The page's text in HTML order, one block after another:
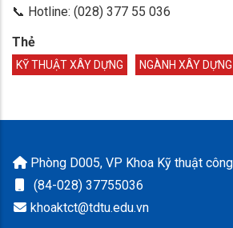
📞 Hotline: (028) 377 55 036
Thẻ
KỸ THUẬT XÂY DỰNG NGÀNH XÂY DỰNG
Phòng D005, VP Khoa Kỹ thuật
(84-028) 37755036
khoaktct@tdtu.edu.vn